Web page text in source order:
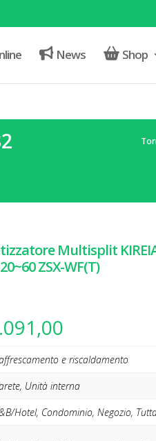
News Shop
Multisplit
ZSX-WF(T)
di
prezzo:
da
€660,00
a
€1.091,00
e riscaldamento
Unità interna
Hotel, Condominio, Negozio,